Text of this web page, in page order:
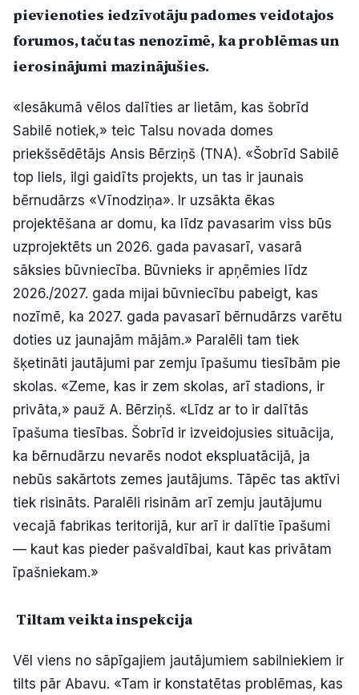
Kontakti
Ziņo redakcijai
Facebook Instagram YouTube
E-avīze Abonē
pievienoties iedzīvotāju padomes veidotajos
forumos, taču tas nenozīmē, ka problēmas un
ierosinājumi mazinājušies.
«Iesākumā vēlos dalīties ar lietām, kas šobrīd
Sabilē notiek,» teic Talsu novada domes
priekšsēdētājs Ansis Bērziņš (TNA). «Šobrīd Sabilē
top liels, ilgi gaidīts projekts, un tas ir jaunais
bērnudārzs «Vīnodziņa». Ir uzsākta ēkas
projektēšana ar domu, ka līdz pavasarim viss būs
uzprojektēts un 2026. gada pavasarī, vasarā
sāksies būvniecība. Būvnieks ir apņēmies līdz
2026./2027. gada mijai būvniecību pabeigt, kas
nozīmē, ka 2027. gada pavasarī bērnudārzs varētu
doties uz jaunajām mājām.» Paralēli tam tiek
šķetināti jautājumi par zemju īpašumu tiesībām pie
skolas. «Zeme, kas ir zem skolas, arī stadions, ir
privāta,» pauž A. Bērziņš. «Līdz ar to ir dalītās
īpašuma tiesības. Šobrīd ir izveidojusies situācija,
ka bērnudārzu nevarēs nodot ekspluatācijā, ja
nebūs sakārtots zemes jautājums. Tāpēc tas aktīvi
tiek risināts. Paralēli risinām arī zemju jautājumu
vecajā fabrikas teritorijā, kur arī ir dalītie īpašumi
— kaut kas pieder pašvaldībai, kaut kas privātam
īpašniekam.»
Tiltam veikta inspekcija
Vēl viens no sāpīgajiem jautājumiem sabilniekiem ir
tilts pār Abavu. «Tam ir konstatētas problēmas, kas